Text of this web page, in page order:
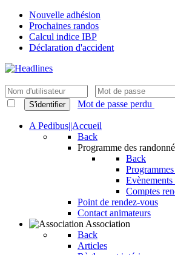
Nouvelle adhésion
Prochaines randos
Calcul indice IBP
Déclaration d'accident
S'identifier Mot de passe perdu
A Pedibus||Accueil
Back
Programme des
Back
Comptes
Point de rendez-vous
Contact animateurs
Association
Back
Articles